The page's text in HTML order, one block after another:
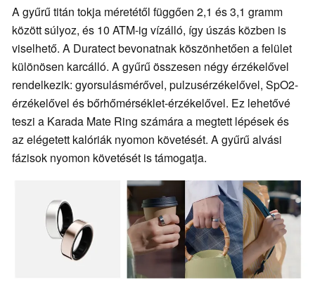
A gyűrű titán tokja méretétől függően 2,1 és 3,1 gramm
között súlyoz, és 10 ATM-ig vízálló, így úszás közben is
viselhető. A Duratect bevonatnak köszönhetően a felület
különösen karcálló. A gyűrű összesen négy érzékelővel
rendelkezik: gyorsulásmérővel, pulzusérzékelővel, SpO2-
érzékelővel és bőrhőmérséklet-érzékelővel. Ez lehetővé
teszi a Karada Mate Ring számára a megtett lépések és
az elégetett kalóriák nyomon követését. A gyűrű alvási
fázisok nyomon követését is támogatja.